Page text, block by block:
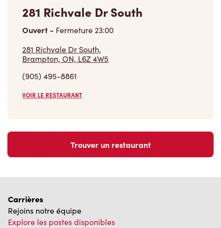
281 Richvale Dr South
Ouvert - Fermeture23:00
281 Richvale Dr South,
Brampton, ON, L6Z 4W5
(905) 495-8861
VOIR LE RESTAURANT
Trouver un restaurant
Carrières
Rejoins notre équipe
Explore les postes disponibles